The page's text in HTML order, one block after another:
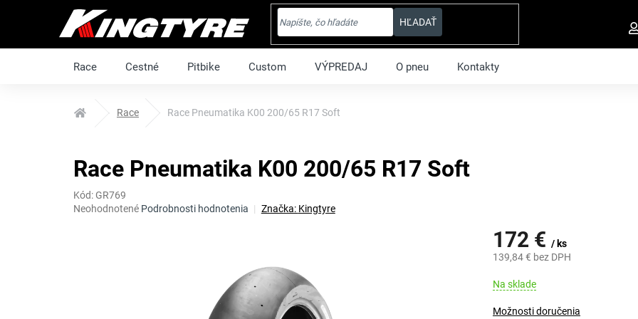
HĽADAŤ
Race Cestné Pitbike Custom VÝPREDAJ O pneu Kontakty
DomovRace Race Pneumatika K00 200/65 R17 Soft
Race Pneumatika K00 200/65 R17 Soft
Kód: GR769
Priemerné
Neohodnotené Podrobnosti hodnotenia Značka: Kingtyre
172 € / ks
139,84 € bez DPH
Jednotková
cena:
Na sklade
Možnosti doručenia